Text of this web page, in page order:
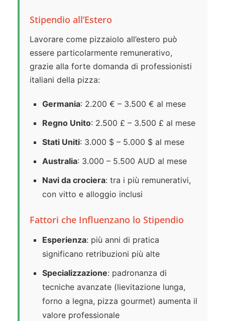
Stipendio all’Estero
Lavorare come pizzaiolo all’estero può
essere particolarmente remunerativo,
grazie alla forte domanda di professionisti
italiani della pizza:
Germania: 2.200 € – 3.500 € al mese
Regno Unito: 2.500 £ – 3.500 £ al mese
Stati Uniti: 3.000 $ – 5.000 $ al mese
Australia: 3.000 – 5.500 AUD al mese
Navi da crociera: tra i più remunerativi,
con vitto e alloggio inclusi
Fattori che Influenzano lo Stipendio
Esperienza: più anni di pratica
significano retribuzioni più alte
Specializzazione: padronanza di
tecniche avanzate (lievitazione lunga,
forno a legna, pizza gourmet) aumenta il
valore professionale